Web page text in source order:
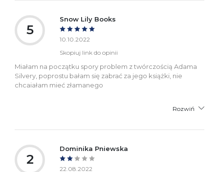
5
Snow Lily Books
10.10.2022
Skopiuj link do opinii
Miałam na początku spory problem z twórczością Adama
Silvery, poprostu bałam się zabrać za jego książki, nie
chcaiałam mieć złamanego
Rozwiń
2
Dominika Pniewska
22.08.2022